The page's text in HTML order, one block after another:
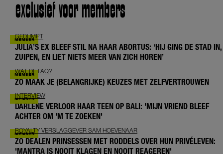
exclusief voor members
GEDUMPT
JULIA’S EX BLEEF STIL NA HAAR ABORTUS: ‘HIJ GING DE STAD IN,
ZUIPEN, EN LIET NIETS MEER VAN ZICH HOREN’
WAT DE FAQ?
ZO MAAK JE (BELANGRIJKE) KEUZES MET ZELFVERTROUWEN
INTERVIEW
DARLENE VERLOOR HAAR TEEN OP BALI: 'MIJN VRIEND BLEEF
ACHTER OM 'M TE ZOEKEN'
ROYALTY VERSLAGGEVER SAM HOEVENAAR
ZO DEALEN PRINSESSEN MET RODDELS OVER HUN PRIVÉLEVEN:
'MANTRA IS NOOIT KLAGEN EN NOOIT REAGEREN'